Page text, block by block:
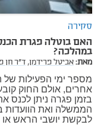
סקירה
האם בוטלה פגרת
במהלכה?
מאת:אביטל פרידמן, ד"ר חן
מספר ימי הפעילות של
אחרים, אולם החוק
הממשלה ואת
לבקשת יושבי הראש או